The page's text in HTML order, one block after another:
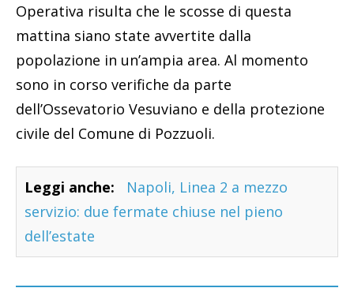
Operativa risulta che le scosse di questa
mattina siano state avvertite dalla
popolazione in un’ampia area. Al momento
sono in corso verifiche da parte
dell’Ossevatorio Vesuviano e della protezione
civile del Comune di Pozzuoli.
Leggi anche:
Napoli, Linea 2 a mezzo
servizio: due fermate chiuse nel pieno
dell’estate